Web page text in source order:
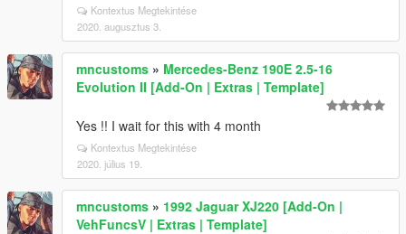
Kontextus Megtekintése
2020. augusztus 3.
mncustoms » Mercedes-Benz 190E 2.5-16
Evolution II [Add-On | Extras | Template]
Yes !! I wait for this with 4 month
Kontextus Megtekintése
2020. július 19.
mncustoms » 1992 Jaguar XJ220 [Add-On |
VehFuncsV | Extras | Template]